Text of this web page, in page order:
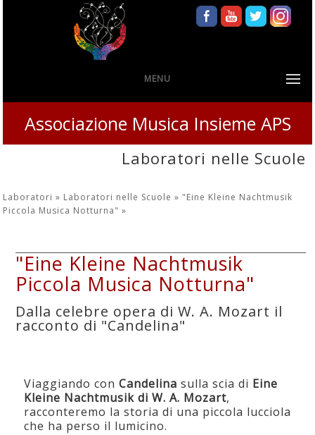
MENU
Associazione Musica Insieme APS
Laboratori nelle Scuole
Laboratori » Laboratori nelle Scuole » "Eine Kleine Nachtmusik
Piccola Musica Notturna"»
"Eine Kleine Nachtmusik
Piccola Musica Notturna"
Dalla celebre opera di W. A. Mozart il
racconto di "Candelina"
Viaggiando conCandelina sulla scia di Eine
Kleine Nachtmusik di W. A. Mozart,
racconteremo la storia di una piccola lucciola
che ha perso il lumicino.